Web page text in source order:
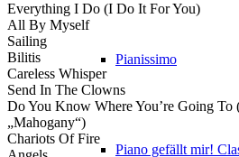
Pianissimo
Piano gefällt mir!
Everything I Do (I Do It For You)
All By Myself
Sailing
Bilitis
Careless Whisper
Send In The Clowns
Do You Know Where You’re Going To
„Mahogany“)
Chariots Of Fire